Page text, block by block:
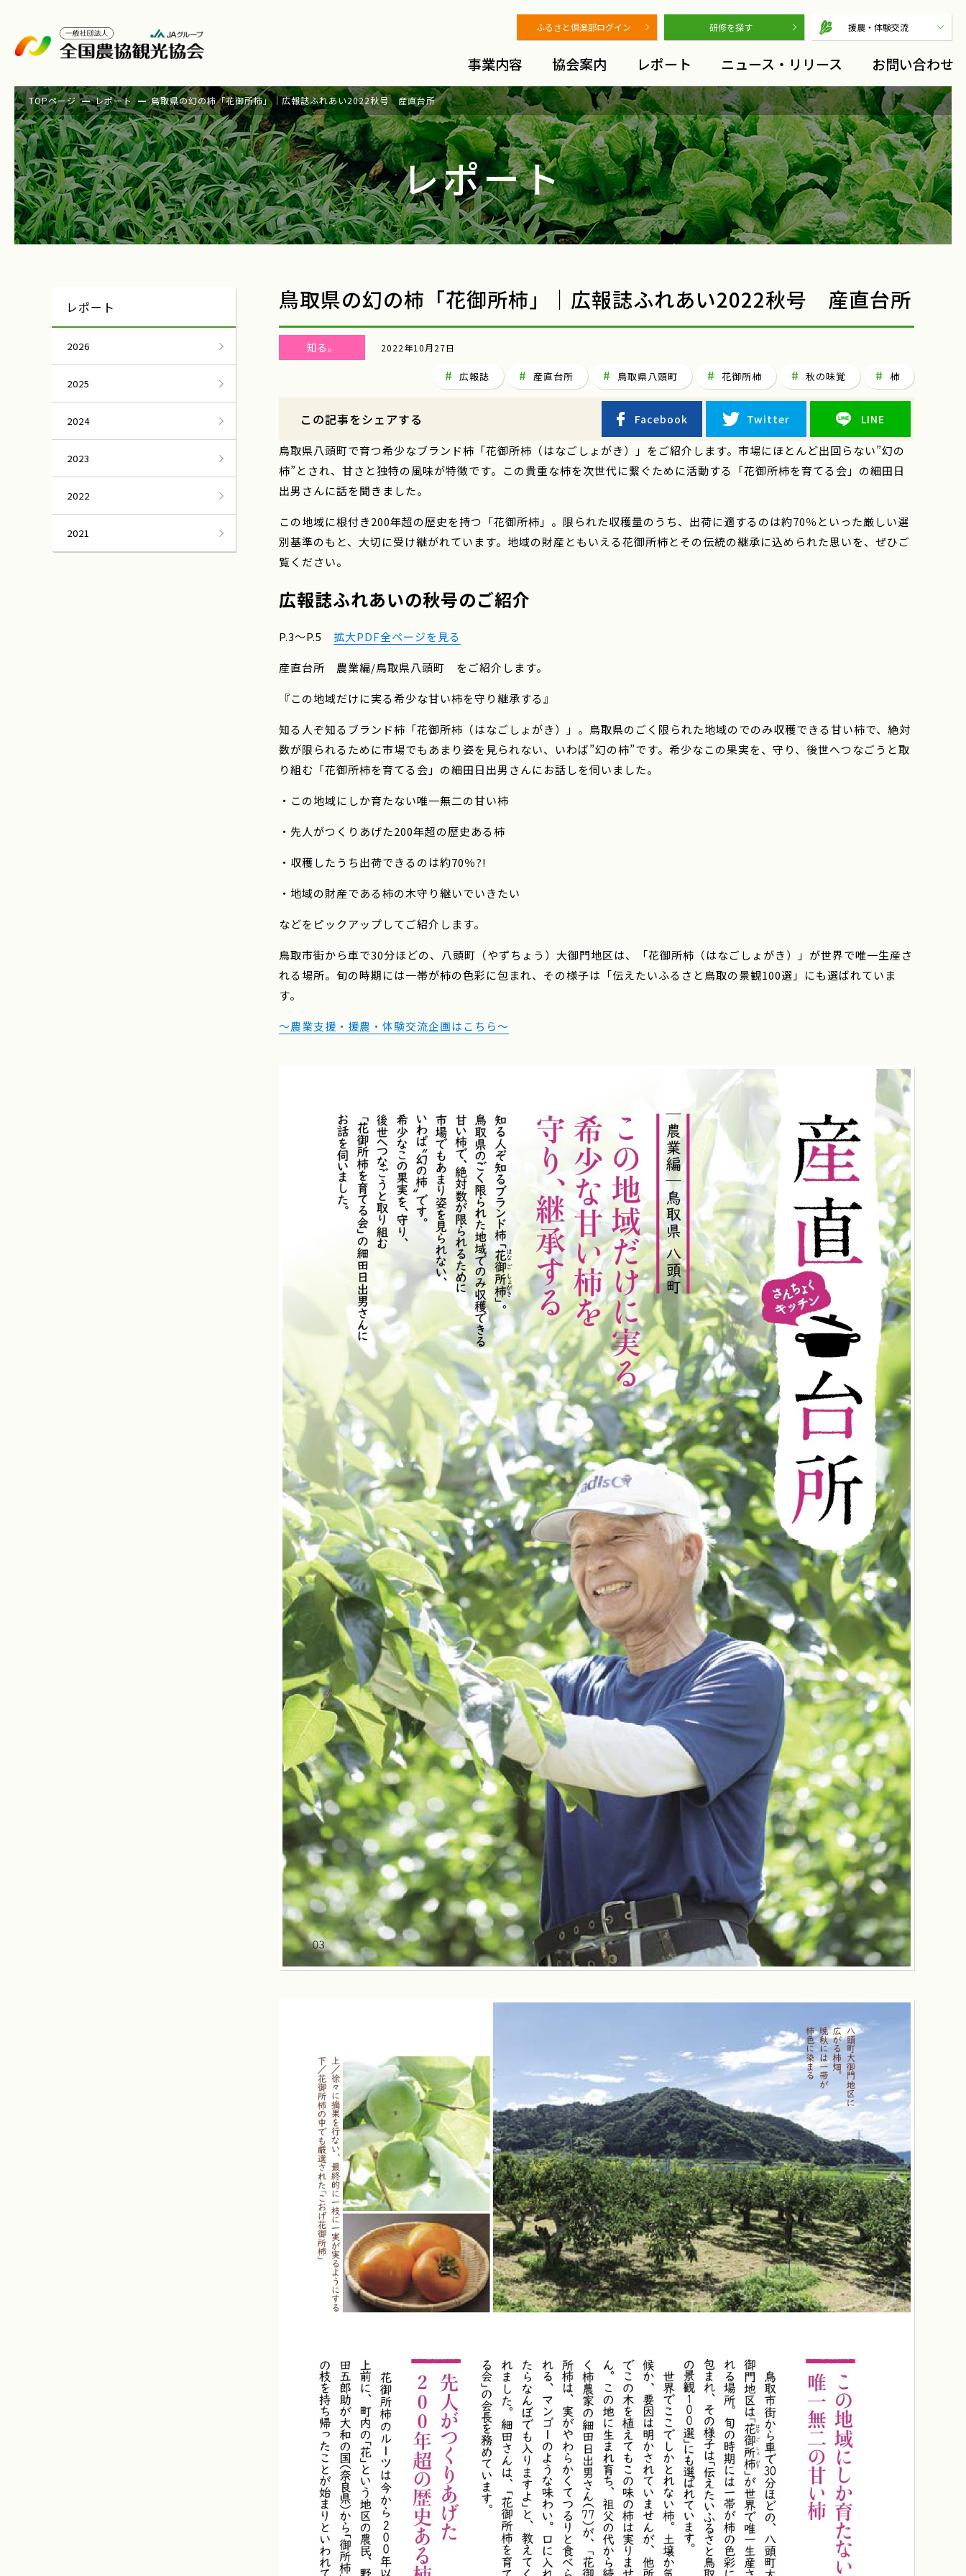
ふるさと倶楽部ログイン 研修を探す 援農・体験交流
事業内容 協会案内 レポート ニュース・リリース お問い合わせ
TOPページ レポート 鳥取県の幻の柿「花御所柿」｜広報誌ふれあい2022秋号 産直台所
レポート
鳥取県の幻の柿「花御所柿」｜広報誌ふれあい2022秋号 産直台所
知る。 2022年10月27日
広報誌 産直台所 鳥取県八頭町 花御所柿 秋の味覚 柿
この記事をシェアする Facebook Twitter LINE
鳥取県八頭町で育つ希少なブランド柿「花御所柿（はなごしょがき）」をご紹介します。市場にほとんど出回らない”幻の
柿”とされ、甘さと独特の風味が特徴です。この貴重な柿を次世代に繋ぐために活動する「花御所柿を育てる会」の細田日
出男さんに話を聞きました。
この地域に根付き200年超の歴史を持つ「花御所柿」。限られた収穫量のうち、出荷に適するのは約70％といった厳しい選
別基準のもと、大切に受け継がれています。地域の財産ともいえる花御所柿とその伝統の継承に込められた思いを、ぜひご
覧ください。
広報誌ふれあいの秋号のご紹介
P.3～P.5 拡大PDF全ページを見る
産直台所 農業編/鳥取県八頭町 をご紹介します。
『この地域だけに実る希少な甘い柿を守り継承する』
知る人ぞ知るブランド柿「花御所柿（はなごしょがき）」。鳥取県のごく限られた地域のでのみ収穫できる甘い柿で、絶対
数が限られるために市場でもあまり姿を見られない、いわば”幻の柿”です。希少なこの果実を、守り、後世へつなごうと取
り組む「花御所柿を育てる会」の細田日出男さんにお話しを伺いました。
・この地域にしか育たない唯一無二の甘い柿
・先人がつくりあげた200年超の歴史ある柿
・収穫したうち出荷できるのは約70％?!
・地域の財産である柿の木守り継いでいきたい
などをピックアップしてご紹介します。
鳥取市街から車で30分ほどの、八頭町（やずちょう）大御門地区は、「花御所柿（はなごしょがき）」が世界で唯一生産さ
れる場所。旬の時期には一帯が柿の色彩に包まれ、その様子は「伝えたいふるさと鳥取の景観100選」にも選ばれていま
す。
～農業支援・援農・体験交流企画はこちら～
レポート
2026
2025
2024
2023
2022
2021